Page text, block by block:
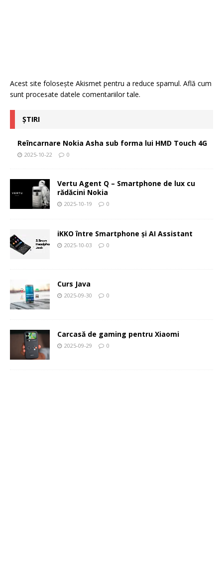
Acest site folosește Akismet pentru a reduce spamul. Află cum
sunt procesate datele comentariilor tale.
ȘTIRI
Reîncarnare Nokia Asha sub forma lui HMD Touch 4G
2025-10-22 0
Vertu Agent Q – Smartphone de lux cu
rădăcini Nokia
2025-10-19 0
iKKO între Smartphone și AI Assistant
2025-10-03 0
Curs Java
2025-09-30 0
Carcasă de gaming pentru Xiaomi
2025-09-29 0